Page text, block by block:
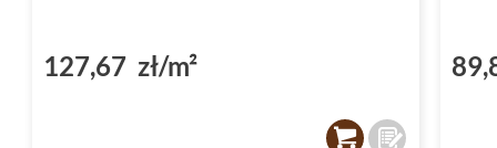
127,67 zł/m²